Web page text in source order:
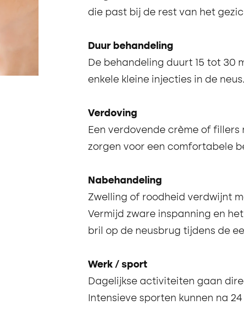
die past bij de rest van het
Duur behandeling
De behandeling duurt 15 tot 30
enkele kleine injecties in de neus.
Verdoving
Een verdovende crème of fillers
zorgen voor een comfortabele
Nabehandeling
Zwelling of roodheid verdwijnt
Vermijd zware inspanning en
bril op de neusbrug tijdens de
Werk / sport
Dagelijkse activiteiten gaan
Intensieve sporten kunnen na